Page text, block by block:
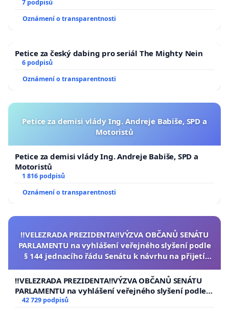
7 podpisů
Oznámení o transparentnosti
Petice za český dabing pro seriál The Mighty Nein
6 podpisů
Oznámení o transparentnosti
Petice za demisi vlády Ing. Andreje Babiše, SPD a
Motoristů
Petice za demisi vlády Ing. Andreje Babiše, SPD a
Motoristů
1 816 podpisů
Oznámení o transparentnosti
‼️VELEZRADA PREZIDENTA‼️VÝZVA OBČANŮ SENÁTU
PARLAMENTU na vyhlášení veřejného slyšení podle
§ 144 jednacího řádu Senátu k návrhu na přijetí
republiky
‼️VELEZRADA PREZIDENTA‼️VÝZVA OBČANŮ SENÁTU
PARLAMENTU na vyhlášení veřejného slyšení podle §
144 jednacího řádu Senátu k návrhu na přijetí
42 729 podpisů